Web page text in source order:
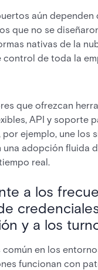
aún dependen
que no se
nativas de la
control de toda la
que ofrezcan
API y soporte
por ejemplo, une los
adopción fluida
real.
a los
y a los
común en los
funcionan con